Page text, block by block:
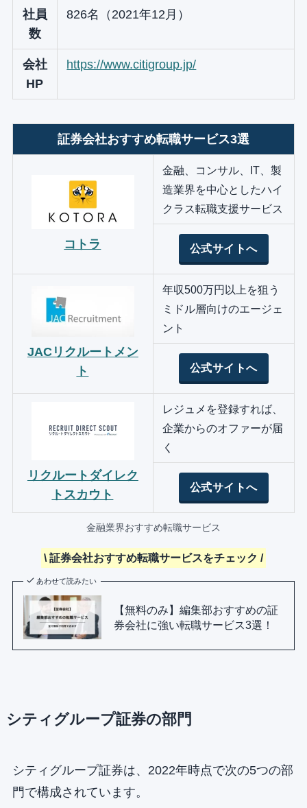
社員
数
826名（2021年12月）
会社
HP
https://www.citigroup.jp/
証券会社おすすめ転職サービス3選
コトラ
金融、コンサル、IT、製
造業界を中心としたハイ
クラス転職支援サービス
公式サイトへ
JACリクルートメン
ト
年収500万円以上を狙う
ミドル層向けのエージェ
ント
公式サイトへ
リクルートダイレク
トスカウト
レジュメを登録すれば、
企業からのオファーが届
く
公式サイトへ
金融業界おすすめ転職サービス
\ 証券会社おすすめ転職サービスをチェック /
あわせて読みたい
【無料のみ】編集部おすすめの証
券会社に強い転職サービス3選！
シティグループ証券の部門
シティグループ証券は、2022年時点で次の5つの部
門で構成されています。